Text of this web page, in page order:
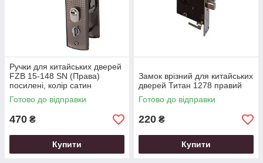
Ручки для китайських дверей
FZB 15-148 SN (Права)
посилені, колір сатин
Готово до відправки
470 ₴
Купити
Замок врізний для китайських
дверей Титан 1278 правий
Готово до відправки
220 ₴
Купити